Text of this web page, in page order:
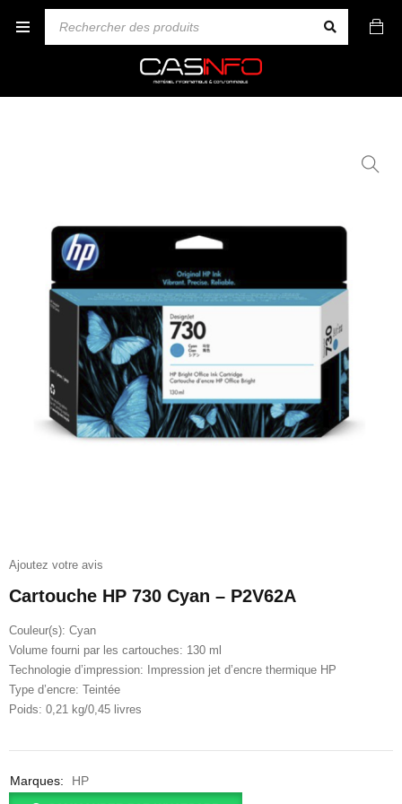
Ajoutez votre avis
Cartouche HP 730 Cyan – P2V62A
Couleur(s): Cyan
Volume fourni par les cartouches: 130 ml
Technologie d’impression: Impression jet d’encre thermique HP
Type d’encre: Teintée
Poids: 0,21 kg/0,45 livres
Marques: HP